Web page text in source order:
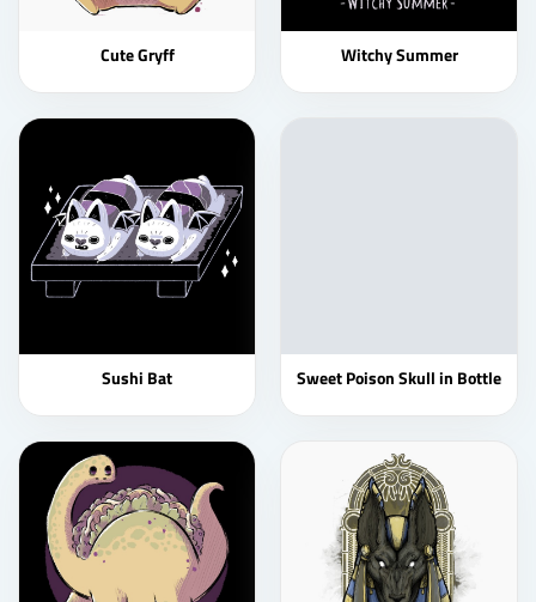
Cute Gryff Witchy Summer
Sushi Bat Sweet Poison Skull in Bottle